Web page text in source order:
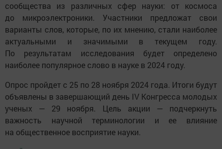
сообщества из различных сфер науки: от космоса
до микроэлектроники. Участники предложат свои
варианты слов, которые, по их мнению, стали наиболее
актуальными и значимыми в текущем году.
По результатам исследования будет определено
наиболее популярное слово в науке в 2024 году.
Опрос пройдет с 25 по 28 ноября 2024 года. Итоги будут
объявлены в завершающий день IV Конгресса молодых
ученых — 29 ноября. Цель акции — подчеркнуть
важность научной терминологии и ее влияние
на общественное восприятие науки.